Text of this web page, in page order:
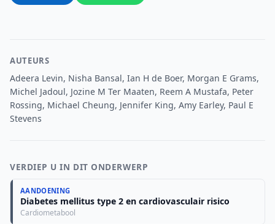
AUTEURS
Adeera Levin, Nisha Bansal, Ian H de Boer, Morgan E Grams,
Michel Jadoul, Jozine M Ter Maaten, Reem A Mustafa, Peter
Rossing, Michael Cheung, Jennifer King, Amy Earley, Paul E
Stevens
VERDIEP U IN DIT ONDERWERP
AANDOENING
Diabetes mellitus type 2 en cardiovasculair risico
Cardiometabool